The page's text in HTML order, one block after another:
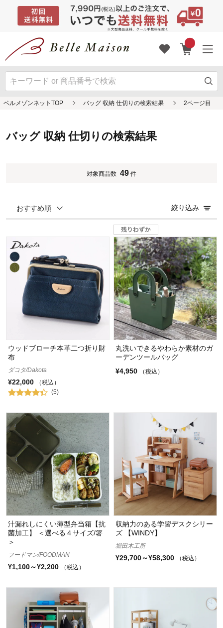
ベルメゾンネットTOP バッグ 収納 仕切りの検索結果 2ページ目
バッグ 収納 仕切りの検索結果
対象商品数 49 件
おすすめ順 絞り込み
ウッドブローチ本革二つ折り財
布
ダコタ/Dakota
¥22,000
（税込）
(5)
丸洗いできるやわらか素材のガ
ーデンツールバッグ
¥4,950
（税込）
汁漏れしにくい薄型弁当箱【抗
菌加工】 ＜選べる４サイズ/箸
＞
フードマン/FOODMAN
¥1,100～¥2,200 （税込）
収納力のある学習デスクシリー
ズ 【WINDY】
堀田木工所
¥29,700～¥58,300 （税込）